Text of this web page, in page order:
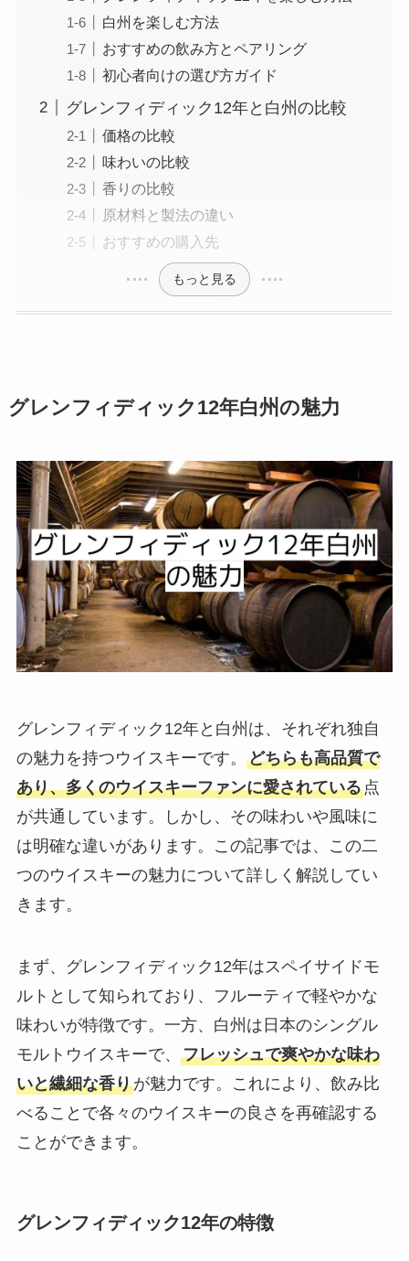
白州を楽しむ方法
おすすめの飲み方とペアリング
初心者向けの選び方ガイド
グレンフィディック12年と白州の比較
価格の比較
味わいの比較
香りの比較
原材料と製法の違い
おすすめの購入先
もっと見る
グレンフィディック12年白州の魅力
グレンフィディック12年と白州は、それぞれ独自
の魅力を持つウイスキーです。 どちらも高品質で
あり、多くのウイスキーファンに愛されている点
が共通しています。しかし、その味わいや風味に
は明確な違いがあります。この記事では、この二
つのウイスキーの魅力について詳しく解説してい
きます。
まず、グレンフィディック12年はスペイサイドモ
ルトとして知られており、フルーティで軽やかな
味わいが特徴です。一方、白州は日本のシングル
モルトウイスキーで、 フレッシュで爽やかな味わ
いと繊細な香りが魅力です。これにより、飲み比
べることで各々のウイスキーの良さを再確認する
ことができます。
グレンフィディック12年の特徴